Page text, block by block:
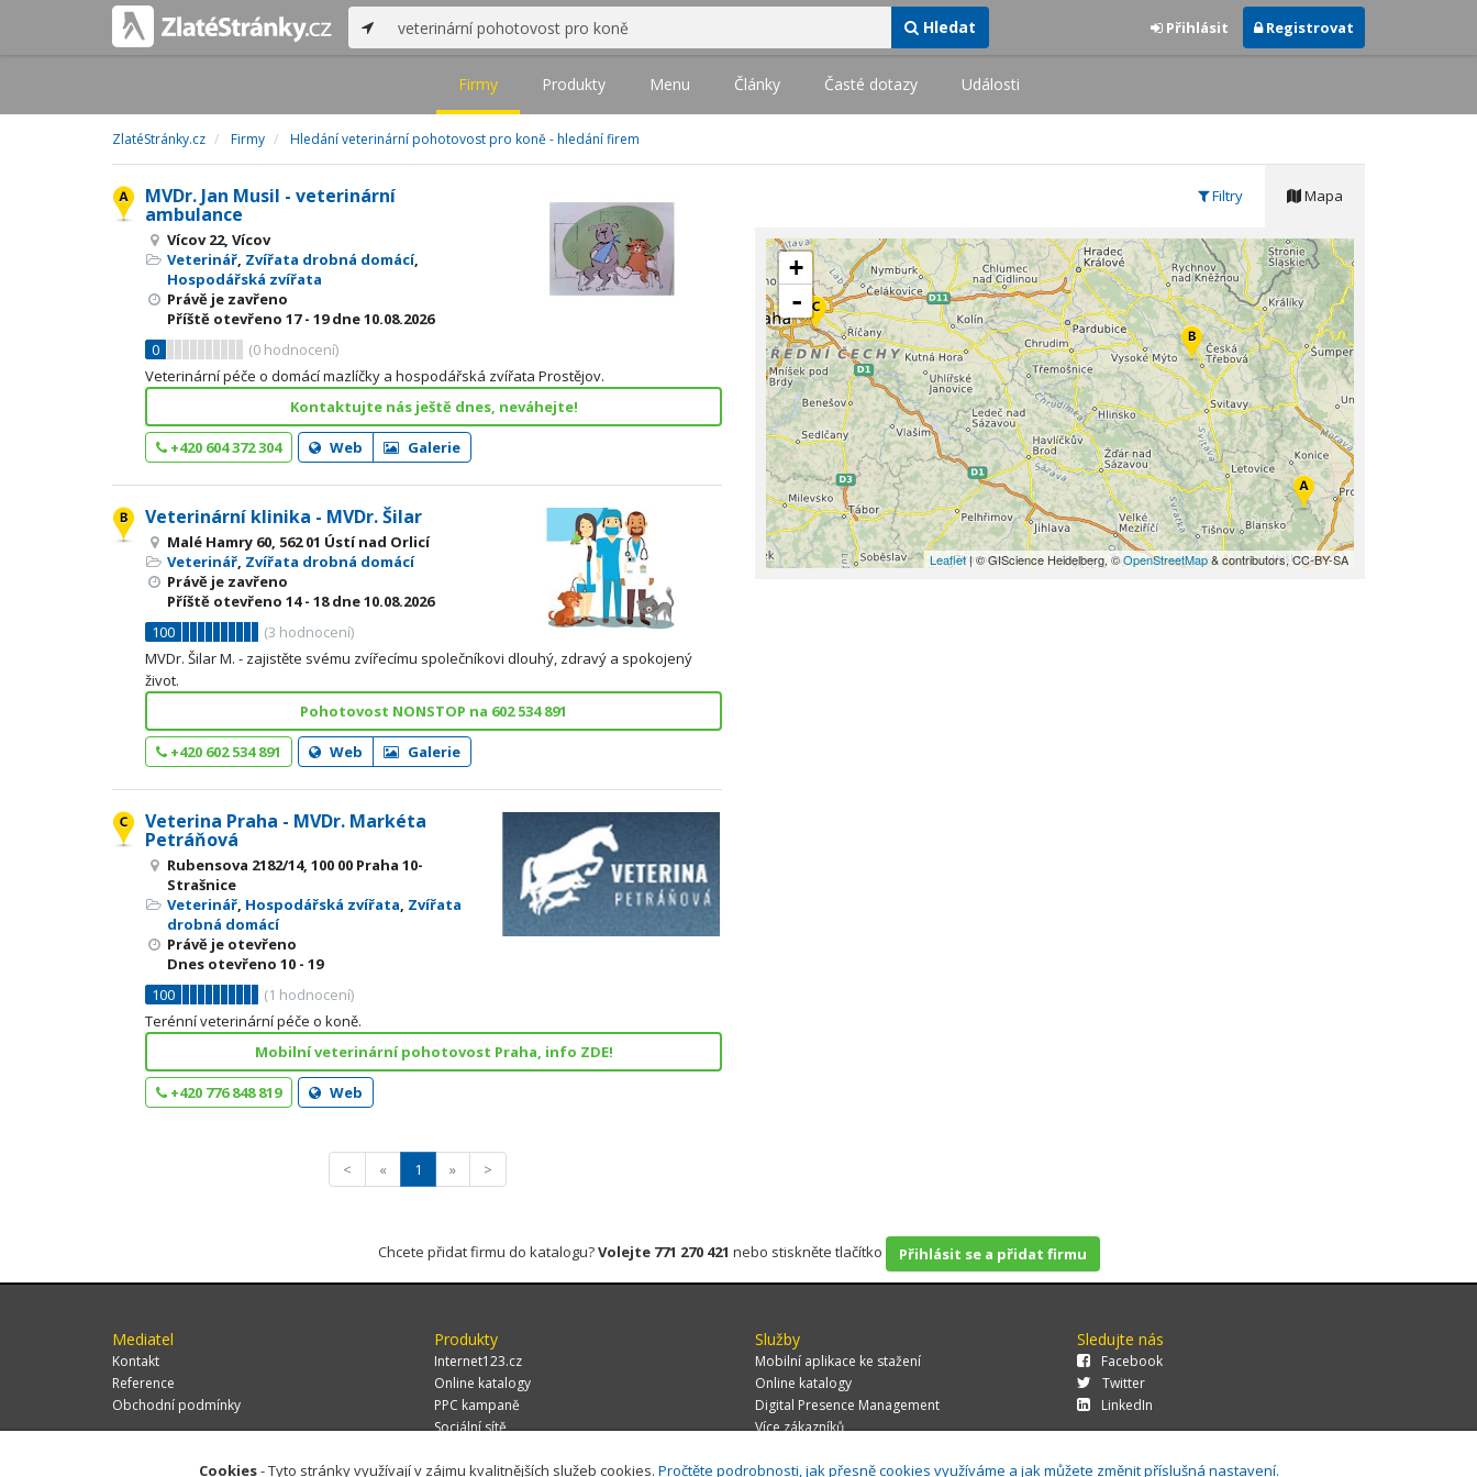
Hledat Přihlásit Registrovat
Firmy Produkty Menu Články Časté dotazy Události
ZlatéStránky.cz Firmy Hledání veterinární pohotovost pro koně - hledání firem
MVDr. Jan Musil - veterinární
ambulance
Vícov 22, Vícov
Veterinář, Zvířata drobná domácí,
Hospodářská zvířata
Právě je zavřeno
Příště otevřeno 17 - 19dne 10.08.2026
0
(0 hodnocení)
Veterinární péče o domácí mazlíčky a hospodářská zvířata Prostějov.
Kontaktujte nás ještě dnes, neváhejte!
+420 604 372 304 Web Galerie
Veterinární klinika - MVDr. Šilar
Malé Hamry 60, 562 01 Ústí nad Orlicí
Veterinář, Zvířata drobná domácí
Právě je zavřeno
Příště otevřeno 14 - 18dne 10.08.2026
100
(3 hodnocení)
MVDr. Šilar M. - zajistěte svému zvířecímu společníkovi dlouhý, zdravý a spokojený
život.
Pohotovost NONSTOP na 602 534 891
+420 602 534 891 Web Galerie
Veterina Praha - MVDr. Markéta
Petráňová
Rubensova 2182/14, 100 00 Praha 10-
Strašnice
Veterinář, Hospodářská zvířata, Zvířata
drobná domácí
Právě je otevřeno
Dnes otevřeno 10 - 19
100
(1 hodnocení)
Terénní veterinární péče o koně.
Mobilní veterinární pohotovost Praha, info ZDE!
+420 776 848 819 Web
< « 1 » >
Mapa
Filtry
+
-
Leaflet| © GIScience Heidelberg, ©OpenStreetMap& contributors, CC-BY-SA
Chcete přidat firmu do katalogu?Volejte 771 270 421 nebo stiskněte tlačítko Přihlásit se a přidat firmu
Mediatel
Kontakt
Reference
Obchodní podmínky
Produkty
Internet123.cz
Online katalogy
PPC kampaně
Sociální sítě
Služby
Mobilní aplikace ke stažení
Online katalogy
Digital Presence Management
Více zákazníků
Sledujte nás
Facebook
Twitter
LinkedIn
Cookies- Tyto stránky využívají v zájmu kvalitnějších služeb cookies. Pročtěte podrobnosti, jak přesně cookies využíváme a jak můžete změnit příslušná nastavení.